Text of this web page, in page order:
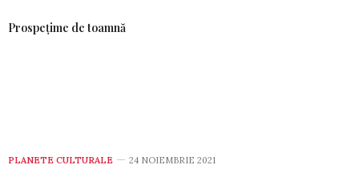
Prospețime de toamnă
PLANETE CULTURALE 24 NOIEMBRIE 2021